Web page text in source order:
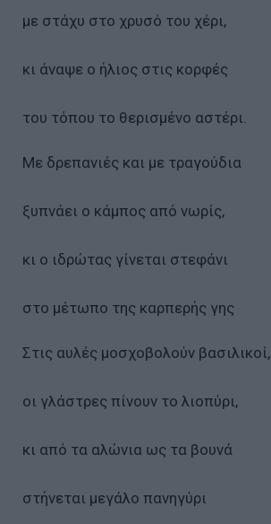
με στάχυ στο χρυσό του χέρι,
κι άναψε ο ήλιος στις κορφές
του τόπου το θερισμένο αστέρι.
Με δρεπανιές και με τραγούδια
ξυπνάει ο κάμπος από νωρίς,
κι ο ιδρώτας γίνεται στεφάνι
στο μέτωπο της καρπερής γης
Στις αυλές μοσχοβολούν βασιλικοί,
οι γλάστρες πίνουν το λιοπύρι,
κι από τα αλώνια ως τα βουνά
στήνεται μεγάλο πανηγύρι